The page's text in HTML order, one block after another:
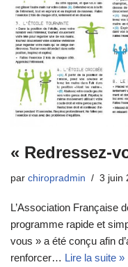
« Redressez-
par chiropradmin 3 juin
L’Association Française
programme rapide et
vous » a été conçu afin
renforcer… Lire la suite »